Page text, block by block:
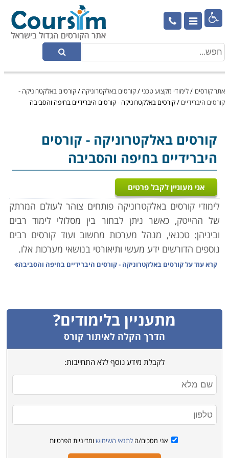

אתר קורסים /לימודי מקצוע טכני /קורסים באלקטרוניקה /קורסים באלקטרוניקה -
קורסים היברידיים /קורסים באלקטרוניקה - קורסים היברידיים בחיפה והסביבה
קורסים באלקטרוניקה - קורסים
היברידיים בחיפה והסביבה
אני מעוניין לקבל פרטים
לימודי קורסים באלקטרוניקה פותחים צוהר לעולם המרתק
של ההייטק, כאשר ניתן לבחור בין מסלולי לימוד רבים
וביניהן: טכנאי, מנהל מערכות מחשוב ועוד קורסים רבים
נוספים הדורשים ידע מעשי ותיאורטי בנושאי מערכות אלו.
קריירה מקצועית מצליחה, שכן מרבית המוצרים החשמליים
כיום, עובדים על מערכות אלקטרוניות מורכבות ועדינות
והצורך באנשי מקצוע בתחום זה עולה מידי שנה, כמו גם
ניתן להתחיל בחברה בתפקיד זוטר ועם הזמן לעבור קורסי
העשרה ולהתקדם לתפקידים בכירים.
מרבית הלימודים אינם דורשים כל ידע מוקדם, עם זאת
בחלקם יש צורך לעבור מבחני קבלה הבוחנים ידע בסיסי
ביותר באנגלית ומתמטיקה ולכן בטרם אתם נרשמים לאחד
הקורסים , חשוב כי תוודאו כי אתם עומדים בתנאי הקבלה,
קרא עוד עלקורסים באלקטרוניקה - קורסים היברידיים בחיפה והסביבה
מתעניין בלימודים?
הדרך הקלה לאיתור קורס
לקבלת מידע נוסף ללא התחייבות:
אני מסכים/ה לתנאי השימוש ומדיניות הפרטיות